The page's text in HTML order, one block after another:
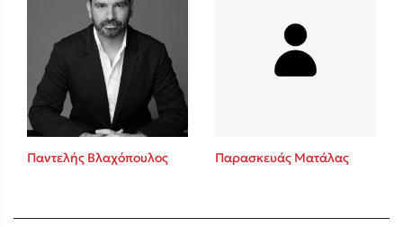
Παντελής Βλαχόπουλος Παρασκευάς Ματάλας